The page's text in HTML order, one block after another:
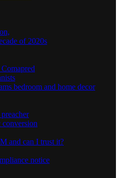
of 2020s
bedroom and home decor
conversion
and can I trust it?
notice